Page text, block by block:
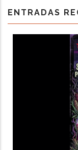
ENTRADAS